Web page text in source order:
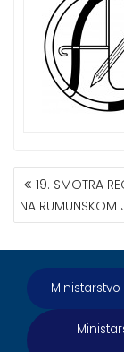
КРЕТАЊЕ
ЧЛАНКА
19. SMOTRA
NA RUMUNSKOM